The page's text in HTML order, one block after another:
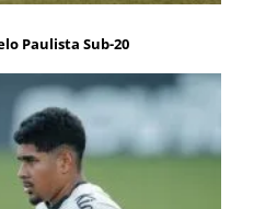
Paulista Sub-20